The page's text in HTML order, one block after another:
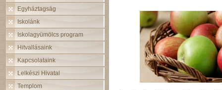
Egyháztagság
Iskolánk
Iskolagyümölcs program
Hitvallásaink
Kapcsolataink
Lelkészi Hivatal
Templom